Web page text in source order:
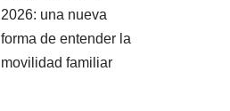
2026: una nueva
forma de entender la
movilidad familiar